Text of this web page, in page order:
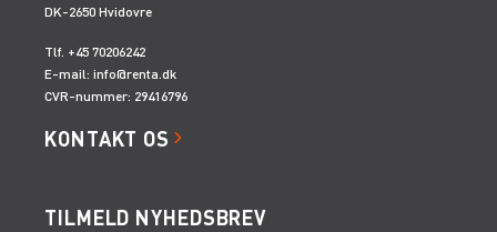
DK-2650 Hvidovre
Tlf. +45 70206242
E-mail: info@renta.dk
CVR-nummer: 29416796
KONTAKT OS
TILMELD NYHEDSBREV